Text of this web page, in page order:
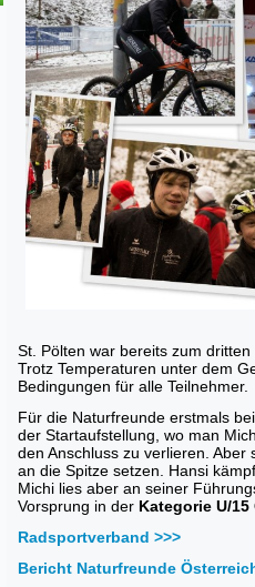
St. Pölten war bereits zum
Trotz Temperaturen unter dem
Bedingungen für alle Teilnehmer.
Für die Naturfreunde erstmals
der Startaufstellung, wo man
den Anschluss zu verlieren.
an die Spitze setzen. Hansi
Michi lies aber an seiner
Vorsprung in der Kategorie U/
Radsportverband >>>
Bericht Naturfreunde